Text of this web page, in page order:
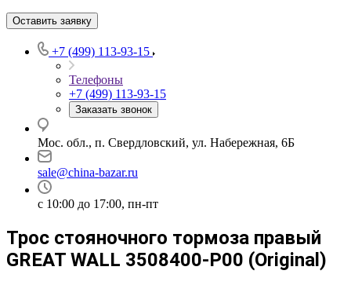
Оставить заявку
+7 (499) 113-93-15
Телефоны
+7 (499) 113-93-15
Заказать звонок
Мос. обл., п. Свердловский, ул. Набережная, 6Б
sale@china-bazar.ru
c 10:00 до 17:00, пн-пт
Трос стояночного тормоза правый
GREAT WALL 3508400-P00 (Original)